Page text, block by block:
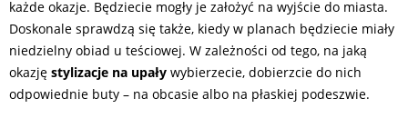
każde okazje. Będziecie mogły je założyć na wyjście do miasta.
Doskonale sprawdzą się także, kiedy w planach będziecie miały
niedzielny obiad u teściowej. W zależności od tego, na jaką
okazję stylizacje na upały wybierzecie, dobierzcie do nich
odpowiednie buty – na obcasie albo na płaskiej podeszwie.